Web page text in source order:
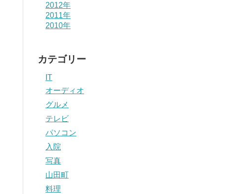
2012年
2011年
2010年
カテゴリー
IT
オーディオ
グルメ
テレビ
パソコン
入院
写真
山田町
料理